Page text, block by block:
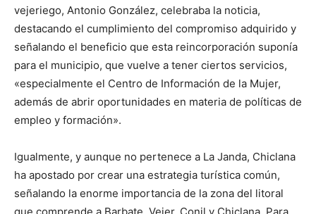
vejeriego, Antonio González, celebraba la noticia,
destacando el cumplimiento del compromiso adquirido y
señalando el beneficio que esta reincorporación suponía
para el municipio, que vuelve a tener ciertos servicios,
«especialmente el Centro de Información de la Mujer,
además de abrir oportunidades en materia de políticas de
empleo y formación».
Igualmente, y aunque no pertenece a La Janda, Chiclana
ha apostado por crear una estrategia turística común,
señalando la enorme importancia de la zona del litoral